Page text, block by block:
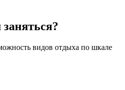
видов отдыха по шкале